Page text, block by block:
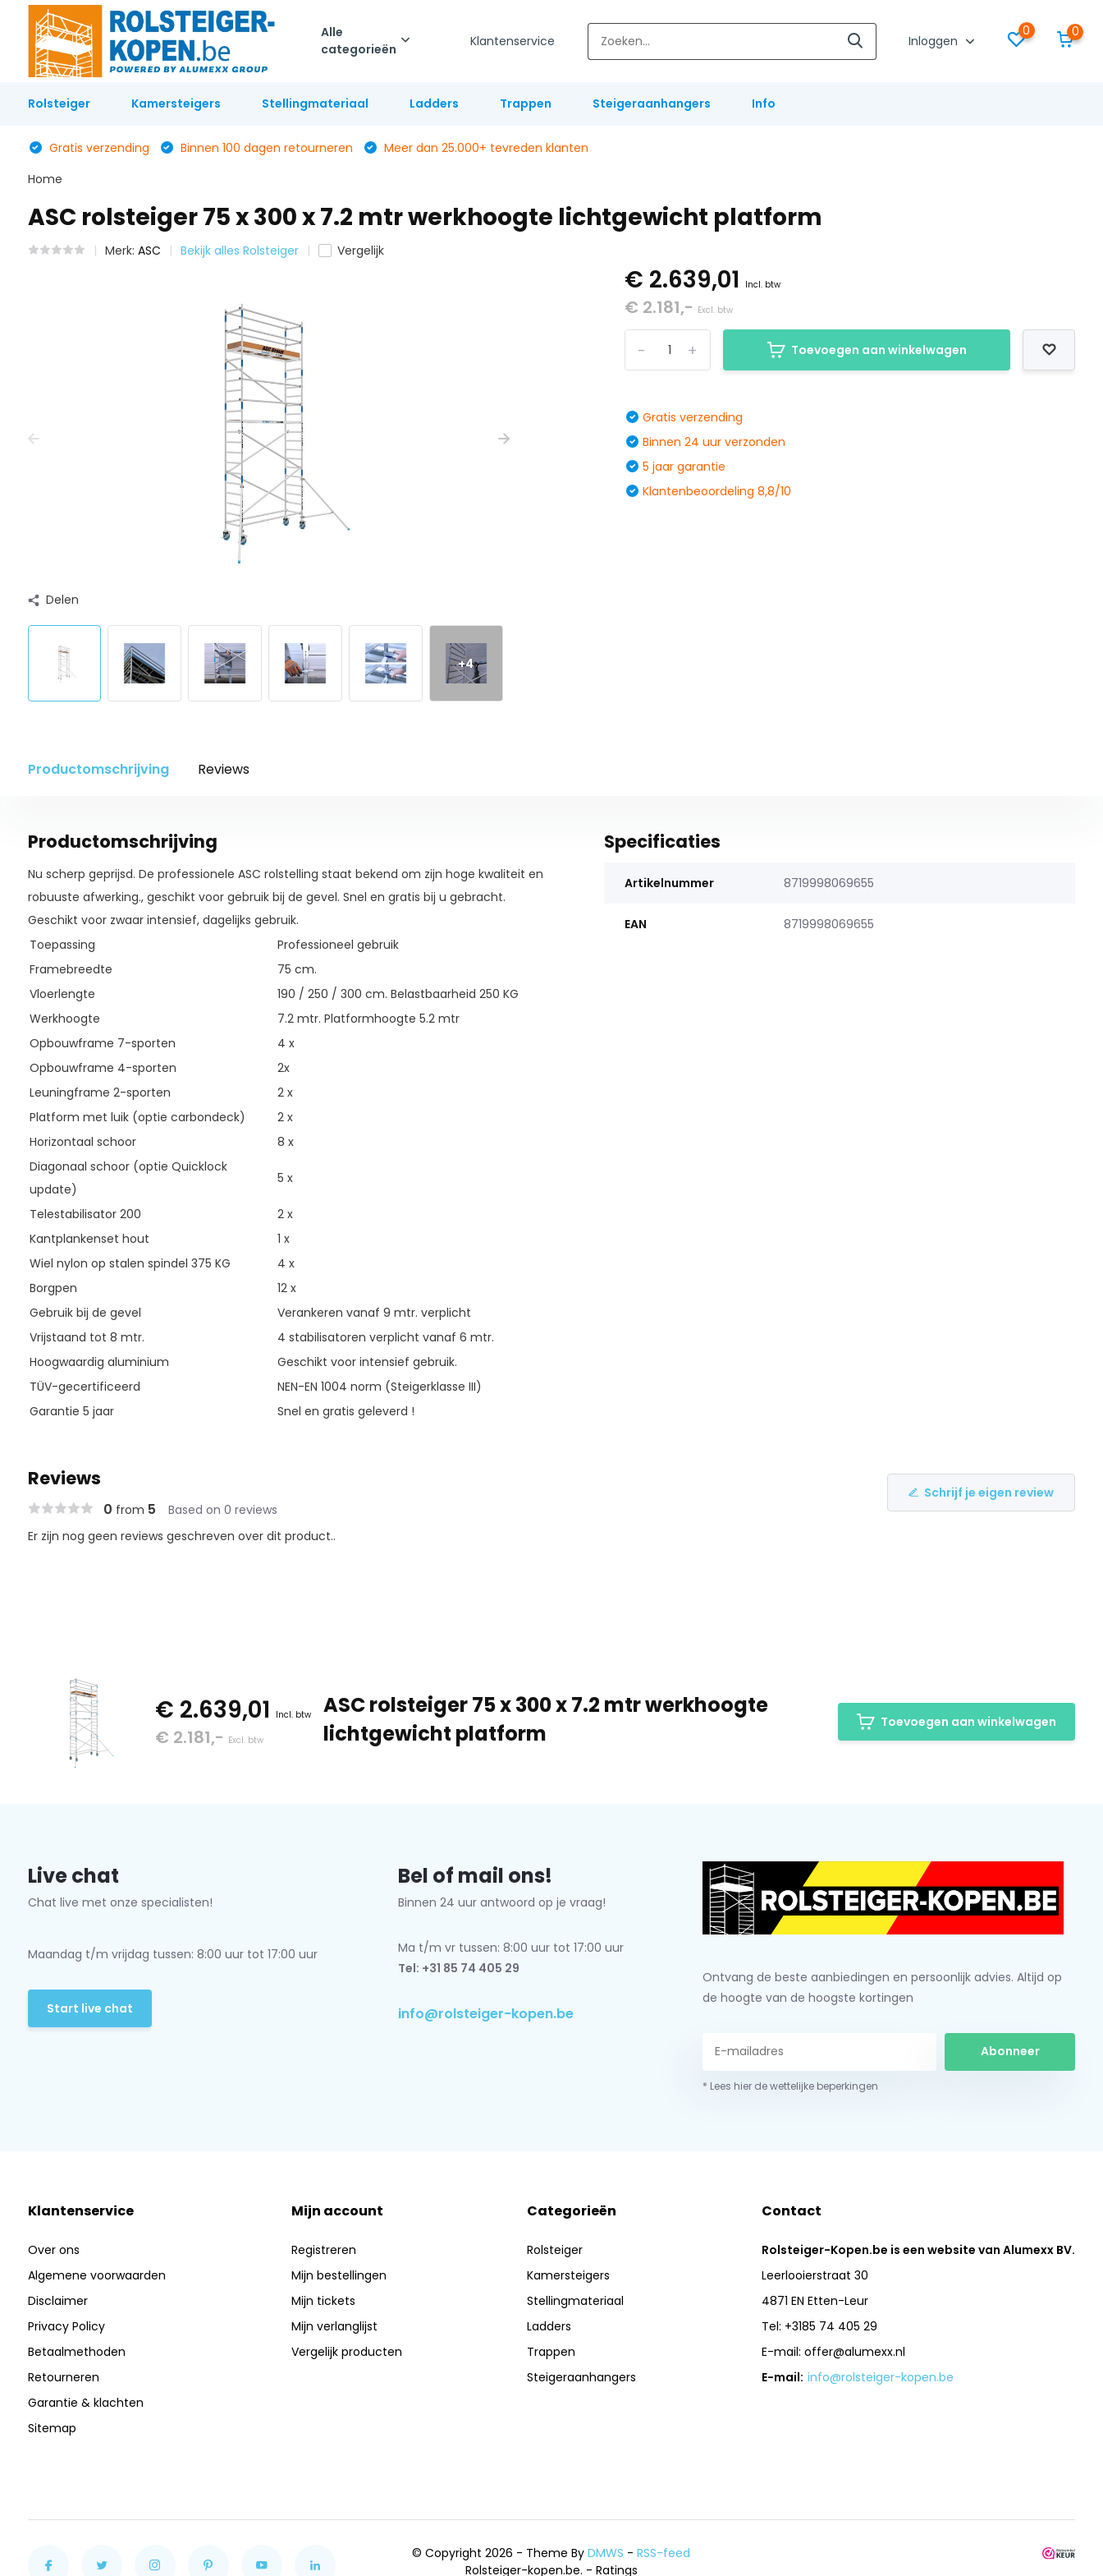
Alle
categorieën
Klantenservice Inloggen
0 0
Rolsteiger Kamersteigers Stellingmateriaal Ladders Trappen Steigeraanhangers Info
Gratis verzending Binnen 100 dagen retourneren
Meer dan 25.000+ tevreden klanten
Home
ASC rolsteiger 75 x 300 x 7.2 mtr werkhoogte lichtgewicht platform
Merk: ASC Bekijk alles Rolsteiger Vergelijk
Delen
+4
€ 2.639,01 Incl. btw
€ 2.181,- Excl. btw
+
- Toevoegen aan winkelwagen
Gratis verzending
Binnen 24 uur verzonden
5 jaar garantie
Klantenbeoordeling 8,8/10
Productomschrijving Reviews
Productomschrijving
Nu scherp geprijsd. De professionele ASC rolstelling staat bekend om zijn hoge kwaliteit en
robuuste afwerking., geschikt voor gebruik bij de gevel. Snel en gratis bij u gebracht.
Geschikt voor zwaar intensief, dagelijks gebruik.
Toepassing
Professioneel gebruik
Framebreedte
75 cm.
Vloerlengte
190 / 250 / 300 cm. Belastbaarheid 250 KG
Werkhoogte
7.2 mtr. Platformhoogte 5.2 mtr
Opbouwframe 7-sporten
4 x
Opbouwframe 4-sporten
2x
Leuningframe 2-sporten
2 x
Platform met luik (optie carbondeck)
2 x
Horizontaal schoor
8 x
Diagonaal schoor (optie Quicklock
update)
5 x
Telestabilisator 200
2 x
Kantplankenset hout
1 x
Wiel nylon op stalen spindel 375 KG
4 x
Borgpen
12 x
Gebruik bij de gevel
Verankeren vanaf 9 mtr. verplicht
Vrijstaand tot 8 mtr.
4 stabilisatoren verplicht vanaf 6 mtr.
Hoogwaardig aluminium
Geschikt voor intensief gebruik.
TÜV-gecertificeerd
NEN-EN 1004 norm (Steigerklasse III)
Garantie 5 jaar
Snel en gratis geleverd !
Specificaties
Artikelnummer 8719998069655
EAN 8719998069655
Reviews
0 from 5 Based on 0 reviews
Schrijf je eigen review
Er zijn nog geen reviews geschreven over dit product..
€ 2.639,01 Incl. btw
€ 2.181,- Excl. btw
ASC rolsteiger 75 x 300 x 7.2 mtr werkhoogte
lichtgewicht platform
Toevoegen aan winkelwagen
Live chat
Chat live met onze specialisten!
Maandag t/m vrijdag tussen: 8:00 uur tot 17:00 uur
Start live chat
Bel of mail ons!
Binnen 24 uur antwoord op je vraag!
Ma t/m vr tussen: 8:00 uur tot 17:00 uur
Tel: +31 85 74 405 29
info@rolsteiger-kopen.be
Ontvang de beste aanbiedingen en persoonlijk advies. Altijd op
de hoogte van de hoogste kortingen
Abonneer
* Lees hier de wettelijke beperkingen
Klantenservice
Over ons
Algemene voorwaarden
Disclaimer
Privacy Policy
Betaalmethoden
Retourneren
Garantie & klachten
Sitemap
Mijn account
Registreren
Mijn bestellingen
Mijn tickets
Mijn verlanglijst
Vergelijk producten
Categorieën
Rolsteiger
Kamersteigers
Stellingmateriaal
Ladders
Trappen
Steigeraanhangers
Contact
Rolsteiger-Kopen.be is een website van Alumexx BV.
Leerlooierstraat 30
4871 EN Etten-Leur
Tel: +3185 74 405 29
E-mail:offer@alumexx.nl
E-mail: info@rolsteiger-kopen.be
© Copyright 2026 - Theme ByDMWS -RSS-feed
Rolsteiger-kopen.be. - Ratings